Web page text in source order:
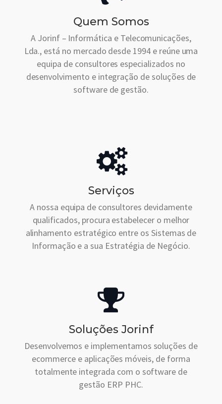
Quem Somos
A Jorinf – Informática e Telecomunicações,
Lda., está no mercado desde 1994 e reúne uma
equipa de consultores especializados no
desenvolvimento e integração de soluções de
software de gestão.
Serviços
A nossa equipa de consultores devidamente
qualificados, procura estabelecer o melhor
alinhamento estratégico entre os Sistemas de
Informação e a sua Estratégia de Negócio.
Soluções Jorinf
Desenvolvemos e implementamos soluções de
ecommerce e aplicações móveis, de forma
totalmente integrada com o software de
gestão ERP PHC.